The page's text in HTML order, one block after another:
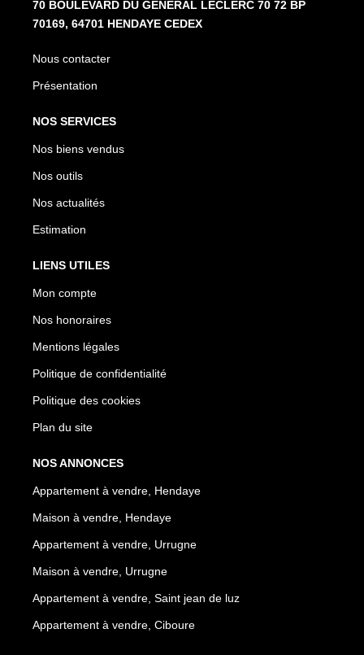
70 BOULEVARD DU GENERAL LECLERC 70 72 BP
70169, 64701 HENDAYE CEDEX
Nous contacter
Présentation
NOS SERVICES
Nos biens vendus
Nos outils
Nos actualités
Estimation
LIENS UTILES
Mon compte
Nos honoraires
Mentions légales
Politique de confidentialité
Politique des cookies
Plan du site
NOS ANNONCES
Appartement à vendre, Hendaye
Maison à vendre, Hendaye
Appartement à vendre, Urrugne
Maison à vendre, Urrugne
Appartement à vendre, Saint jean de luz
Appartement à vendre, Ciboure